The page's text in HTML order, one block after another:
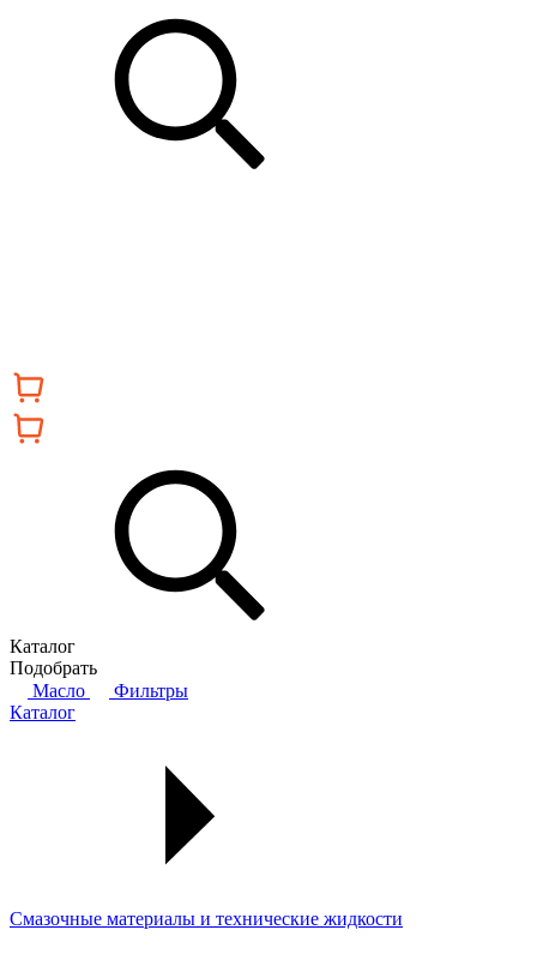
Каталог
Подобрать
Масло
Фильтры
Каталог
Смазочные материалы и технические жидкости